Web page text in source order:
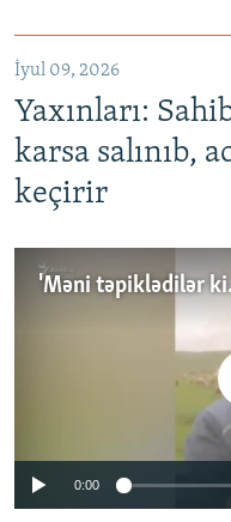
İyul 09, 2026
Yaxınları:
karsa salınıb,
keçirir
No media
0:00